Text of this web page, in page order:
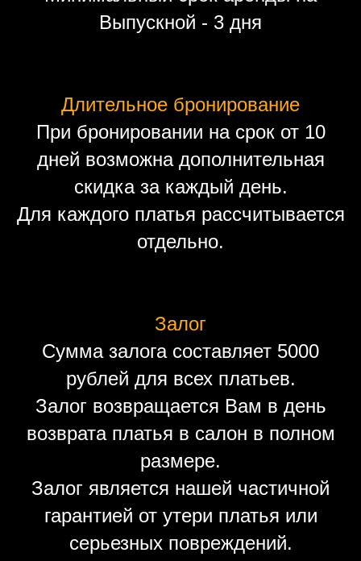
Выпускной - 3 дня
Длительное бронирование
При бронировании на срок от 10
дней возможна дополнительная
скидка за каждый день.
Для каждого платья рассчитывается
отдельно.
Залог
Сумма залога составляет 5000
рублей для всех платьев.
Залог возвращается Вам в день
возврата платья в салон в полном
размере.
Залог является нашей частичной
гарантией от утери платья или
серьезных повреждений.